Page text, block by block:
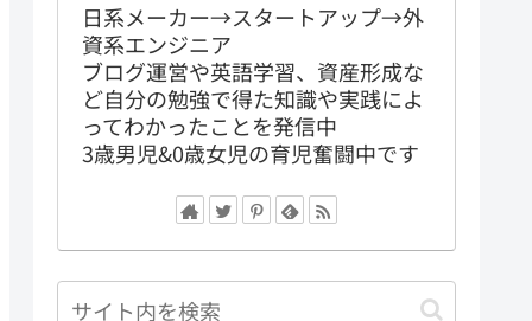
日系メーカー→スタートアップ→外
資系エンジニア
ブログ運営や英語学習、資産形成な
ど自分の勉強で得た知識や実践によ
ってわかったことを発信中
3歳男児&0歳女児の育児奮闘中です